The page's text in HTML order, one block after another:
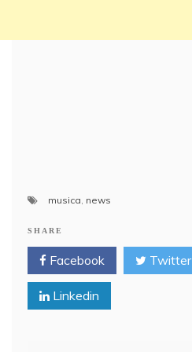
musica, news
SHARE
Facebook Twitter
Linkedin